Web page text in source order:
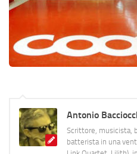
Antonio
Scrittore, musicista,
batterista in una